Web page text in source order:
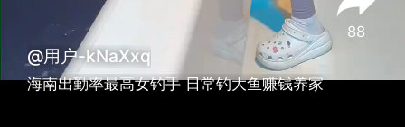
88
@用户-kNaXxq
海南出勤率最高女钓手 日常钓大鱼赚钱养家